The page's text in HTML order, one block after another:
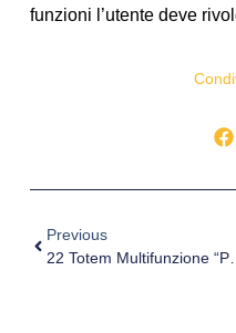
funzioni l’utente deve
Previous
22 Totem Multifunzione “PuntofacileAsl3”